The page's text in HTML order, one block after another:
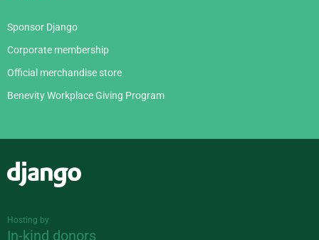
Sponsor Django
Corporate membership
Official merchandise store
Benevity Workplace Giving Program
Hosting by
In-kind donors